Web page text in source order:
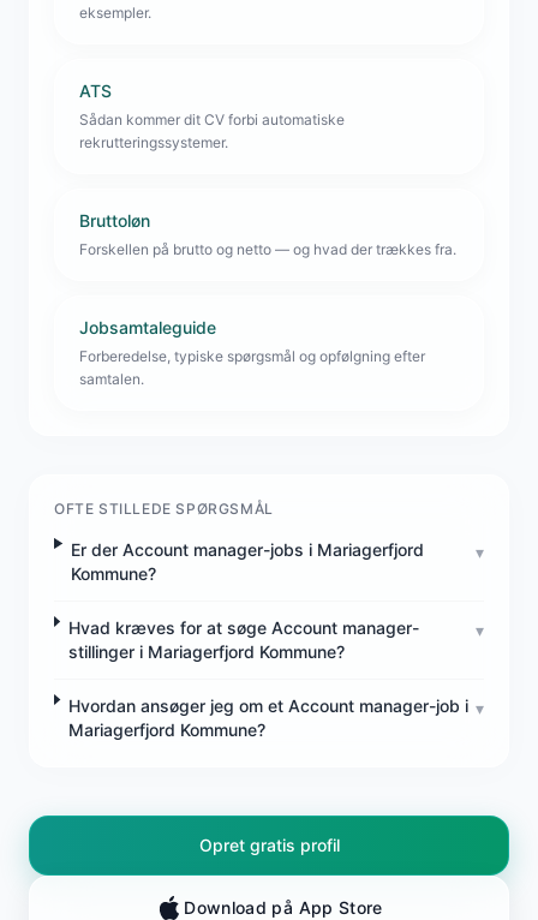
eksempler.
ATS
Sådan kommer dit CV forbi automatiske
rekrutteringssystemer.
Bruttoløn
Forskellen på brutto og netto — og hvad der trækkes fra.
Jobsamtaleguide
Forberedelse, typiske spørgsmål og opfølgning efter
samtalen.
OFTE STILLEDE SPØRGSMÅL
Er der Account manager-jobs i Mariagerfjord
Kommune?
▾
Hvad kræves for at søge Account manager-
stillinger i Mariagerfjord Kommune?
▾
Hvordan ansøger jeg om et Account manager-job i
Mariagerfjord Kommune?
▾
Opret gratis profil
Download på App Store